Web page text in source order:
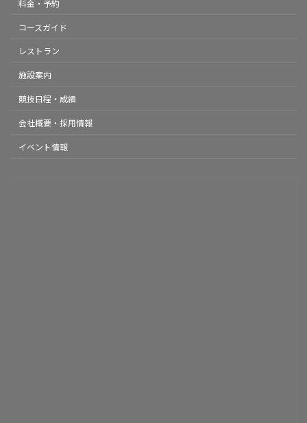
料金・予約
コースガイド
レストラン
施設案内
競技日程・成績
会社概要・採用情報
イベント情報